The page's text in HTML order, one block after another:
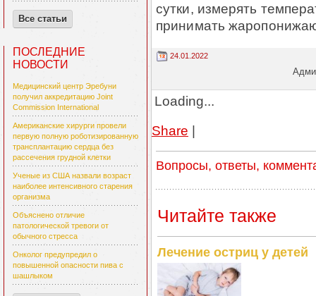
Все статьи
ПОСЛЕДНИЕ
НОВОСТИ
Медицинский центр Эребуни
получил аккредитацию Joint
Commission International
Американские хирурги провели
первую полную роботизированную
трансплантацию сердца без
рассечения грудной клетки
Ученые из США назвали возраст
наиболее интенсивного старения
организма
Объяснено отличие
патологической тревоги от
обычного стресса
Онколог предупредил о
повышенной опасности пива с
шашлыком
сутки, измерять
принимать
24.01.2022
Loading...
Share |
Вопросы, ответы,
Читайте также
Лечение остриц у детей